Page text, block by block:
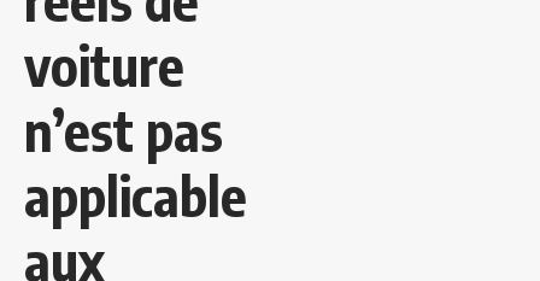
voiture
n’est pas
applicable
aux